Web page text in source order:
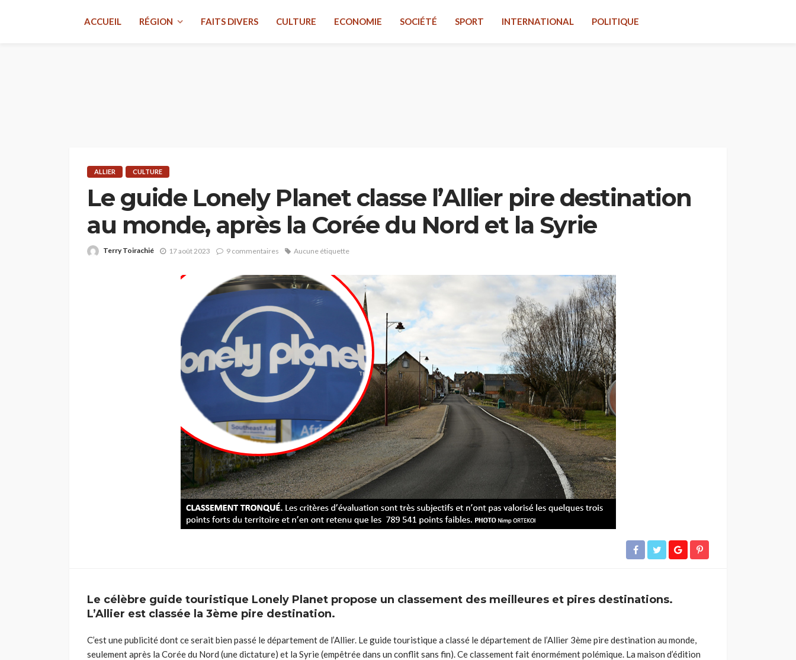
ACCUEIL RÉGION FAITS DIVERS CULTURE ECONOMIE SOCIÉTÉ SPORT INTERNATIONAL POLITIQUE
ALLIER CULTURE
Le guide Lonely Planet classe l’Allier pire destination
au monde, après la Corée du Nord et la Syrie
Terry Toirachié 17 août 2023 9 commentaires Aucune étiquette
Le célèbre guide touristique Lonely Planet propose un classement des meilleures et pires destinations.
L’Allier est classée la 3ème pire destination.
C’est une publicité dont ce serait bien passé le département de l’Allier. Le guide touristique a classé le département de l’Allier 3ème pire destination au monde,
seulement après la Corée du Nord (une dictature) et la Syrie (empêtrée dans un conflit sans fin). Ce classement fait énormément polémique. La maison d’édition